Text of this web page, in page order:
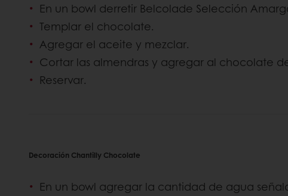
En un bowl derretir Belcolade Selección
Templar el chocolate.
Agregar el aceite y mezclar.
Cortar las almendras y agregar al chocolate
Reservar.
Decoración Chantilly Chocolate
En un bowl agregar la cantidad de agua